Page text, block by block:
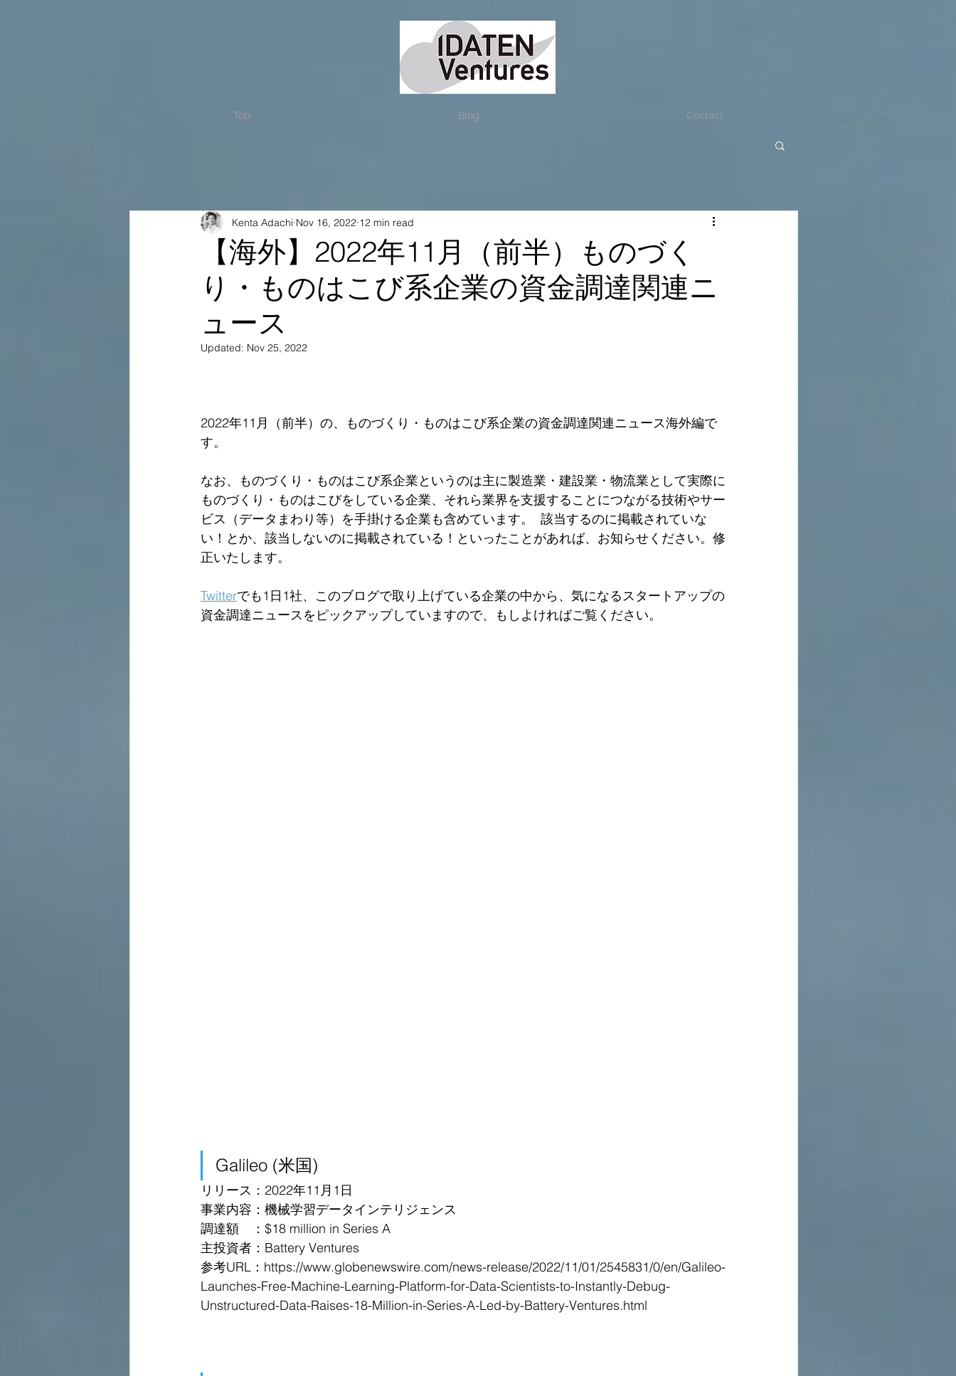
Top Blog Contact
【海外】2022年11月（前半）ものづく
り・ものはこび系企業の資金調達関連ニ
ュース
Kenta Adachi Nov 16, 2022 12 min read
Updated: Nov 25, 2022
2022年11月（前半）の、ものづくり・ものはこび系企業の資金調達関連ニュース海外編で
す。
なお、ものづくり・ものはこび系企業というのは主に製造業・建設業・物流業として実際に
ものづくり・ものはこびをしている企業、それら業界を支援することにつながる技術やサー
ビス（データまわり等）を手掛ける企業も含めています。  該当するのに掲載されていな
い！とか、該当しないのに掲載されている！といったことがあれば、お知らせください。修
正いたします。
Twitterでも1日1社、このブログで取り上げている企業の中から、気になるスタートアップの
資金調達ニュースをピックアップしていますので、もしよければご覧ください。
Galileo (米国)
リリース：2022年11月1日
事業内容：機械学習データインテリジェンス
調達額　：$18 million in Series A
主投資者：Battery Ventures
参考URL：https://www.globenewswire.com/news-release/2022/11/01/2545831/0/en/Galileo-
Launches-Free-Machine-Learning-Platform-for-Data-Scientists-to-Instantly-Debug-
Unstructured-Data-Raises-18-Million-in-Series-A-Led-by-Battery-Ventures.html